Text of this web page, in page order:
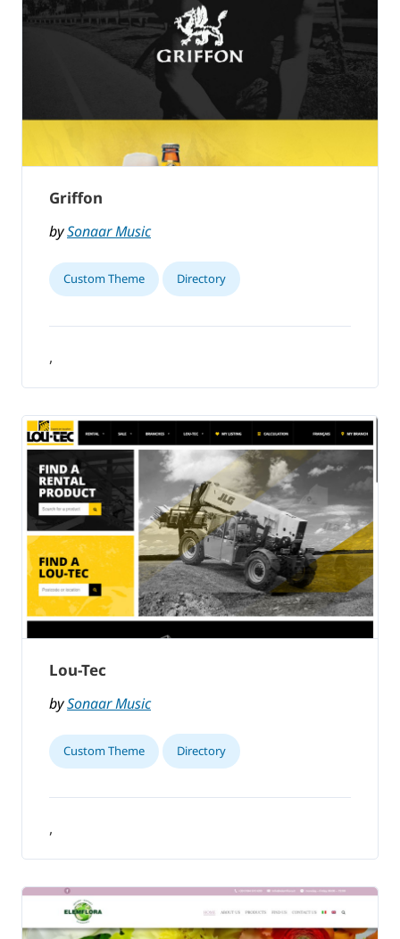
Griffon
bySonaar Music
Custom Theme Directory
,
Lou-Tec
bySonaar Music
Custom Theme Directory
,